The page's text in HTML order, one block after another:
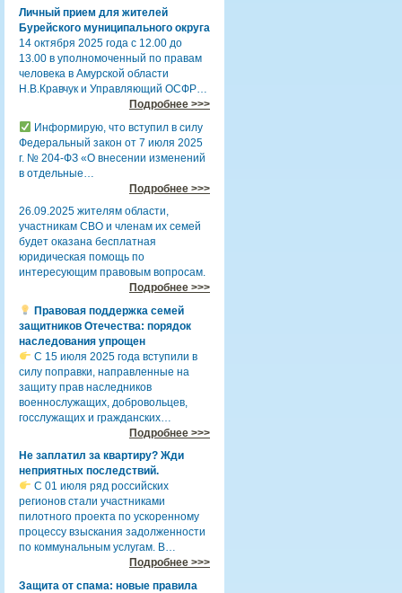
Личный прием для жителей
Бурейского муниципального округа
14 октября 2025 года с 12.00 до
13.00 в уполномоченный по правам
человека в Амурской области
Н.В.Кравчук и Управляющий ОСФР…
Подробнее >>>
Информирую, что вступил в силу
Федеральный закон от 7 июля 2025
г. № 204-ФЗ «О внесении изменений
в отдельные…
Подробнее >>>
26.09.2025 жителям области,
участникам СВО и членам их семей
будет оказана бесплатная
юридическая помощь по
интересующим правовым вопросам.
Подробнее >>>
Правовая поддержка семей
защитников Отечества: порядок
наследования упрощен
С 15 июля 2025 года вступили в
силу поправки, направленные на
защиту прав наследников
военнослужащих, добровольцев,
госслужащих и гражданских…
Подробнее >>>
Не заплатил за квартиру? Жди
неприятных последствий.
С 01 июля ряд российских
регионов стали участниками
пилотного проекта по ускоренному
процессу взыскания задолженности
по коммунальным услугам. В…
Подробнее >>>
Защита от спама: новые правила